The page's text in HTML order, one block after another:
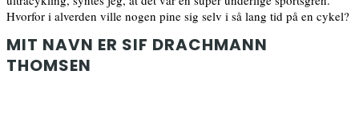
Hvorfor i alverden ville nogen pine sig selv i så lang tid på en cykel?
MIT NAVN ER SIF DRACHMANN
THOMSEN